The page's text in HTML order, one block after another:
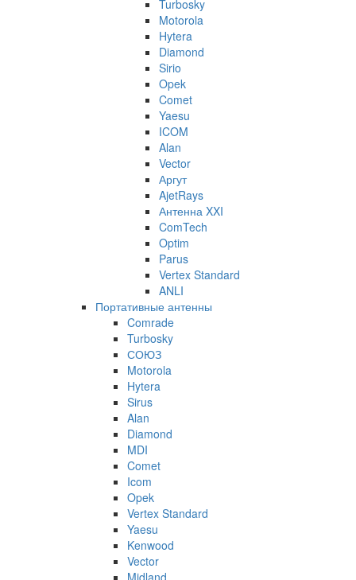
Turbosky
Motorola
Hytera
Diamond
Sirio
Opek
Comet
Yaesu
ICOM
Alan
Vector
Аргут
AjetRays
Антенна XXI
ComTech
Optim
Parus
Vertex Standard
ANLI
Портативные антенны
Comrade
Turbosky
СОЮЗ
Motorola
Hytera
Sirus
Alan
Diamond
MDI
Comet
Icom
Opek
Vertex Standard
Yaesu
Kenwood
Vector
Midland